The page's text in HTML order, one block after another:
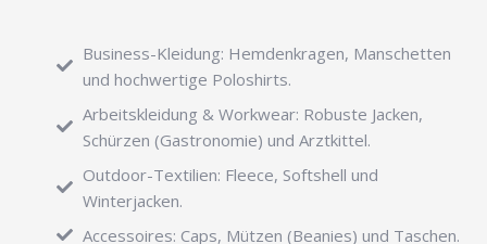
Business-Kleidung: Hemdenkragen, Manschetten
und hochwertige Poloshirts.
Arbeitskleidung & Workwear: Robuste Jacken,
Schürzen (Gastronomie) und Arztkittel.
Outdoor-Textilien: Fleece, Softshell und
Winterjacken.
Accessoires: Caps, Mützen (Beanies) und Taschen.